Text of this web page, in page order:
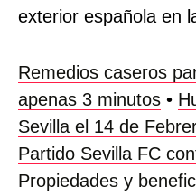
exterior española en
Remedios caseros
apenas 3 minutos •
Sevilla el 14 de
Partido Sevilla FC
Propiedades y